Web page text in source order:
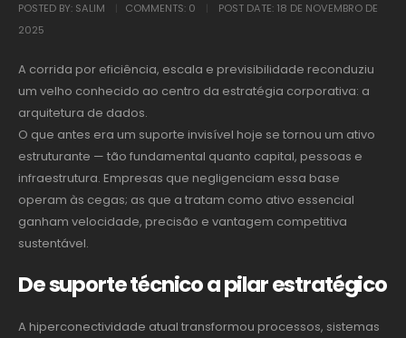
POSTED BY: SALIM COMMENTS: 0 POST DATE: 18 DE NOVEMBRO DE
2025
A corrida por eficiência, escala e previsibilidade reconduziu
um velho conhecido ao centro da estratégia corporativa: a
arquitetura de dados.
O que antes era um suporte invisível hoje se tornou um ativo
estruturante — tão fundamental quanto capital, pessoas e
infraestrutura. Empresas que negligenciam essa base
operam às cegas; as que a tratam como ativo essencial
ganham velocidade, precisão e vantagem competitiva
sustentável.
De suporte técnico a pilar estratégico
A hiperconectividade atual transformou processos, sistemas